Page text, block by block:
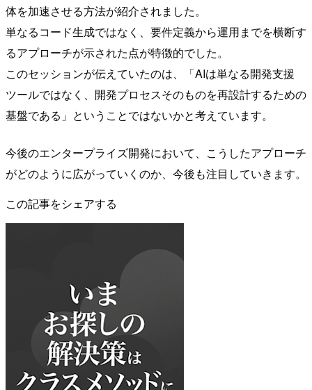
体を加速させる方法が紹介されました。
単なるコード生成ではなく、要件定義から運用までを横断す
るアプローチが示された点が特徴的でした。
このセッションが伝えていたのは、「AIは単なる開発支援
ツールではなく、開発プロセスそのものを再設計するための
基盤である」ということではないかと考えています。
今後のエンタープライズ開発において、こうしたアプローチ
がどのように広がっていくのか、今後も注目していきます。
この記事をシェアする